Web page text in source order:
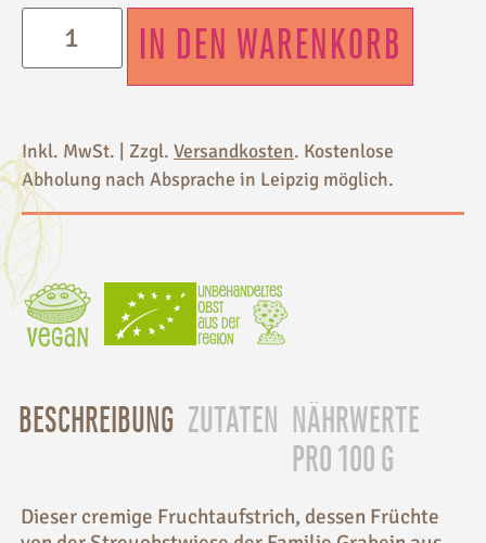
IN DEN WARENKORB
Inkl. MwSt. | Zzgl. Versandkosten. Kostenlose
Abholung nach Absprache in Leipzig möglich.
BESCHREIBUNG ZUTATEN NÄHRWERTE
PRO 100 G
Dieser cremige Fruchtaufstrich, dessen Früchte